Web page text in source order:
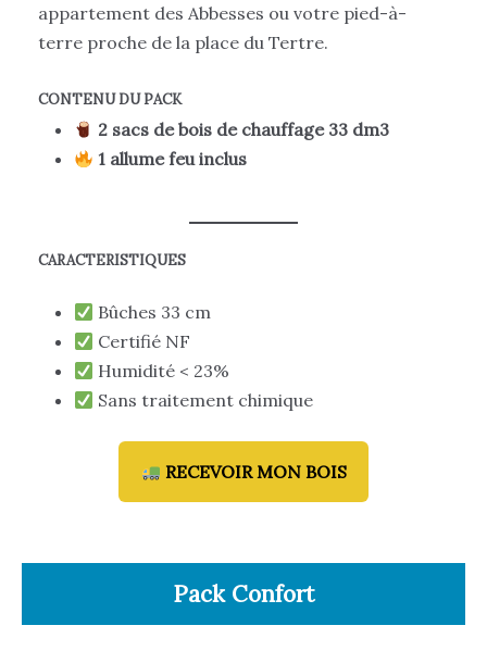
appartement des Abbesses ou votre pied-à-
terre proche de la place du Tertre.
CONTENU DU PACK
2 sacs de bois de chauffage 33 dm3
1 allume feu inclus
CARACTERISTIQUES
Bûches 33 cm
Certifié NF
Humidité < 23%
Sans traitement chimique
RECEVOIR MON BOIS
Pack Confort